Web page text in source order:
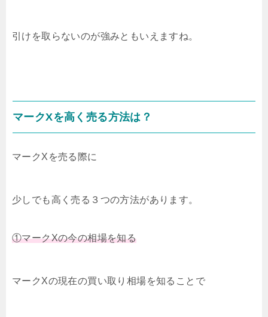
引けを取らないのが強みともいえますね。
マークXを高く売る方法は？
マークXを売る際に
少しでも高く売る３つの方法があります。
①マークXの今の相場を知る
マークXの現在の買い取り相場を知ることで